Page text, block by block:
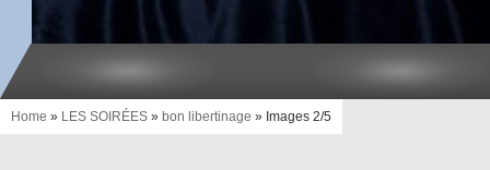
Home » LES SOIRÉES » bon libertinage » Images 2/5